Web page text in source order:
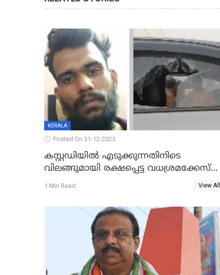
KERALA
Posted On 31-12-2025
കസ്റ്റഡിയിൽ എടുക്കുന്നതിനിടെ
വിലങ്ങുമായി രക്ഷപ്പെട്ട വധശ്രമക്കേസ്
പ്രതി പിടിയിൽ
1 Min Read View All